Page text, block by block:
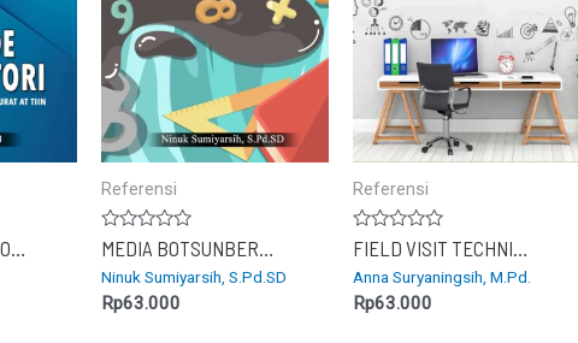
Referensi
Dinilai
0
dari
5
Ninuk Sumiyarsih, S.Pd.SD
Rp63.000
Referensi
Dinilai
0
dari
5
Anna Suryaningsih, M.Pd.
Rp63.000